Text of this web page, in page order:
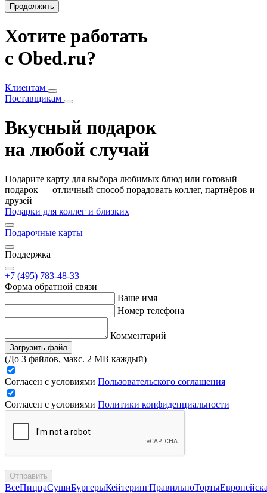
Продолжить
Хотите работать
с Obed.ru?
Клиентам
Поставщикам
Вкусный подарок
на любой случай
Подарите карту для выбора любимых блюд или готовый
подарок — отличный способ порадовать коллег, партнёров и
друзей
Подарки для коллег и близких
Подарочные карты
Поддержка
+7 (495) 783-48-33
Форма обратной связи
Ваше имя
Номер телефона
Комментарий
Загрузить файл
(До 3 файлов, макс. 2 MB каждый)
Согласен с условиями Пользовательского соглашения
Согласен с условиями Политики конфиденциальности
Отправить
ВсеПиццаСушиБургерыКейтерингПравильноТорты